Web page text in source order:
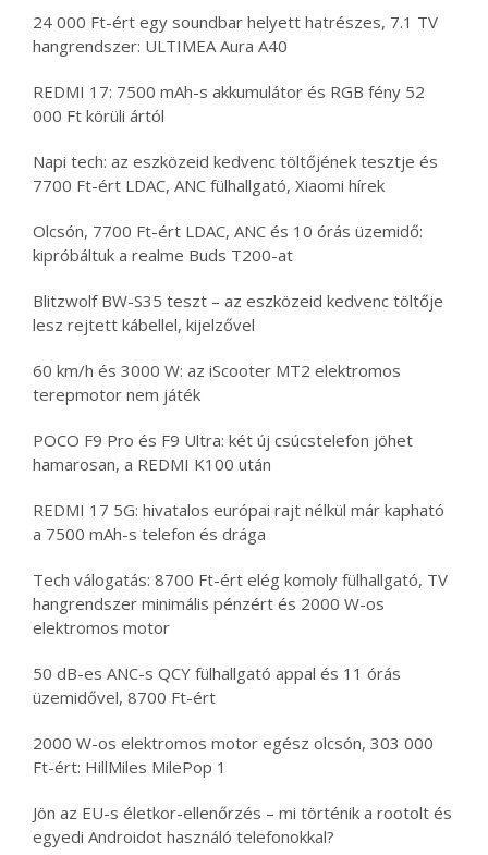
24 000 Ft-ért egy soundbar helyett hatrészes, 7.1 TV
hangrendszer: ULTIMEA Aura A40
REDMI 17: 7500 mAh-s akkumulátor és RGB fény 52
000 Ft körüli ártól
Napi tech: az eszközeid kedvenc töltőjének tesztje és
7700 Ft-ért LDAC, ANC fülhallgató, Xiaomi hírek
Olcsón, 7700 Ft-ért LDAC, ANC és 10 órás üzemidő:
kipróbáltuk a realme Buds T200-at
Blitzwolf BW-S35 teszt – az eszközeid kedvenc töltője
lesz rejtett kábellel, kijelzővel
60 km/h és 3000 W: az iScooter MT2 elektromos
terepmotor nem játék
POCO F9 Pro és F9 Ultra: két új csúcstelefon jöhet
hamarosan, a REDMI K100 után
REDMI 17 5G: hivatalos európai rajt nélkül már kapható
a 7500 mAh-s telefon és drága
Tech válogatás: 8700 Ft-ért elég komoly fülhallgató, TV
hangrendszer minimális pénzért és 2000 W-os
elektromos motor
50 dB-es ANC-s QCY fülhallgató appal és 11 órás
üzemidővel, 8700 Ft-ért
2000 W-os elektromos motor egész olcsón, 303 000
Ft-ért: HillMiles MilePop 1
Jön az EU-s életkor-ellenőrzés – mi történik a rootolt és
egyedi Androidot használó telefonokkal?